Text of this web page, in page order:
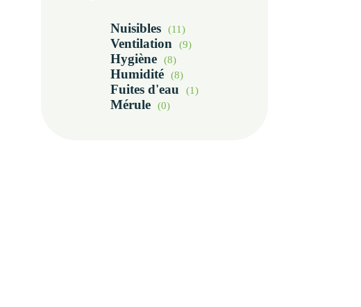
Nuisibles (11)
Ventilation (9)
Hygiène (8)
Humidité (8)
Fuites d'eau (1)
Mérule (0)